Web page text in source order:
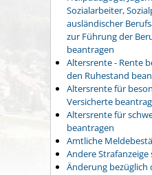
Sozialarbeiter,
ausländischer
zur Führung der
beantragen
Altersrente - Rente
den Ruhestand
Altersrente für
Versicherte
Altersrente für
beantragen
Amtliche
Andere Strafanzeige
Änderung bezüglich